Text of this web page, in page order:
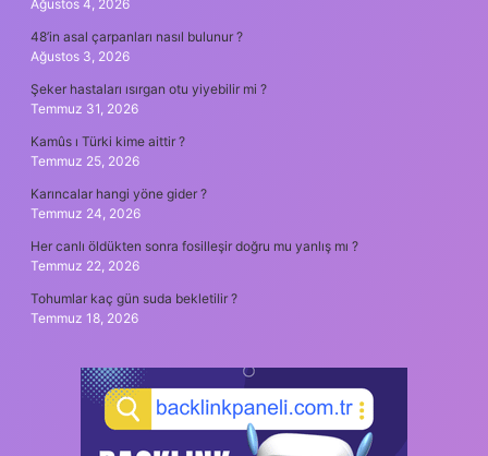
Ağustos 4, 2026
48’in asal çarpanları nasıl bulunur ?
Ağustos 3, 2026
Şeker hastaları ısırgan otu yiyebilir mi ?
Temmuz 31, 2026
Kamûs ı Türki kime aittir ?
Temmuz 25, 2026
Karıncalar hangi yöne gider ?
Temmuz 24, 2026
Her canlı öldükten sonra fosilleşir doğru mu yanlış mı ?
Temmuz 22, 2026
Tohumlar kaç gün suda bekletilir ?
Temmuz 18, 2026